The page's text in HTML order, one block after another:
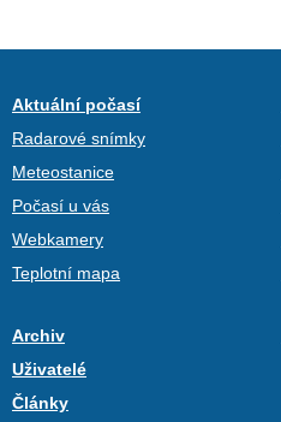
Aktuální počasí
Radarové snímky
Meteostanice
Počasí u vás
Webkamery
Teplotní mapa
Archiv
Uživatelé
Články